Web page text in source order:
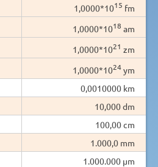
1,0000*1015 fm
1,0000*1018 am
1,0000*1021 zm
1,0000*1024ym
0,0010000 km
10,000 dm
100,00 cm
1.000,0 mm
1.000.000 µm